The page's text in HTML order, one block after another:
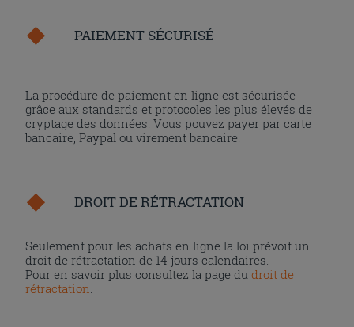
PAIEMENT SÉCURISÉ
La procédure de paiement en ligne est sécurisée
grâce aux standards et protocoles les plus élevés de
cryptage des données. Vous pouvez payer par carte
bancaire, Paypal ou virement bancaire.
DROIT DE RÉTRACTATION
Seulement pour les achats en ligne la loi prévoit un
droit de rétractation de 14 jours calendaires.
Pour en savoir plus consultez la page dudroit de
rétractation.